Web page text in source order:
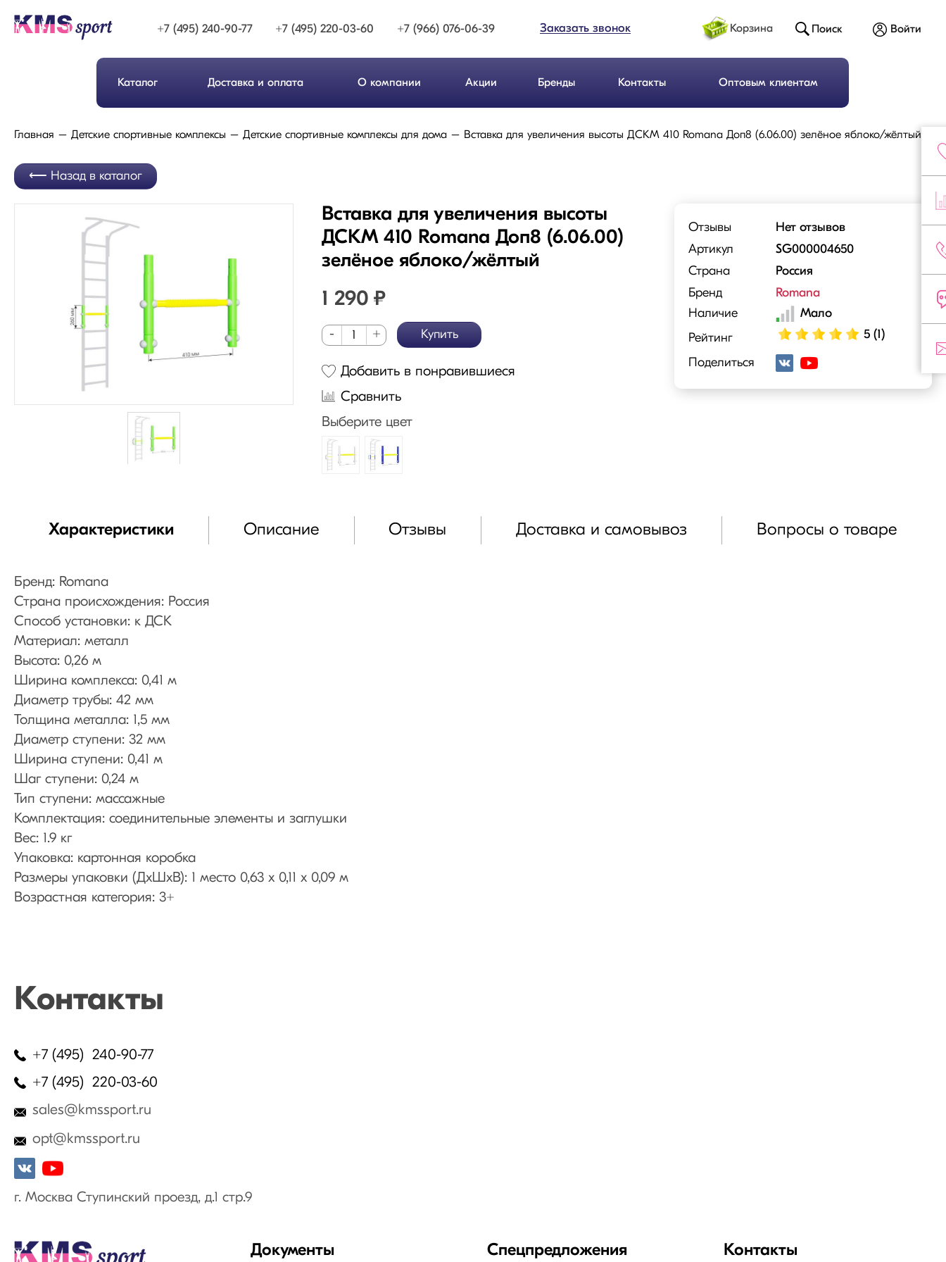
+7 (495) 240-90-77 +7 (495) 220-03-60 +7 (966) 076-06-39 Заказать звонок
Каталог Доставка и оплата О компании Акции Бренды Контакты Оптовым клиентам
Корзина Поиск Войти
Главная Детские спортивные комплексы Детские спортивные комплексы для дома Вставка для увеличения высоты ДСКМ 410 Romana Доп8 (6.06.00) зелёное яблоко/жёлтый
Назад в каталог
Вставка для увеличения высоты
ДСКМ 410 Romana Доп8 (6.06.00)
зелёное яблоко/жёлтый
1 290 ₽
- + Купить
Добавить в понравившиеся
Сравнить
Выберите цвет
Отзывы
Нет отзывов
Артикул
SG000004650
Страна
Россия
Бренд
Romana
Наличие
Рейтинг
5 (1)
Поделиться
Характеристики Описание Отзывы Доставка и самовывоз Вопросы о товаре
Бренд: Romana
Страна происхождения: Россия
Способ установки: к ДСК
Материал: металл
Высота: 0,26 м
Ширина комплекса: 0,41 м
Диаметр трубы: 42 мм
Толщина металла: 1,5 мм
Диаметр ступени: 32 мм
Ширина ступени: 0,41 м
Шаг ступени: 0,24 м
Тип ступени: массажные
Комплектация: соединительные элементы и заглушки
Вес: 1.9 кг
Упаковка: картонная коробка
Размеры упаковки (ДхШхВ): 1 место 0,63 х 0,11 х 0,09 м
Возрастная категория: 3+
Контакты
+7 (495) 240-90-77
+7 (495) 220-03-60
sales@kmssport.ru
opt@kmssport.ru
г. Москва Ступинский проезд, д.1 стр.9
Документы Спецпредложения Контакты